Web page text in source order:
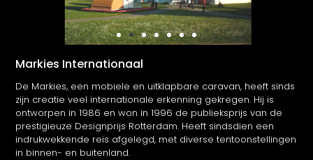
Markies Internationaal
De Markies, een mobiele en uitklapbare caravan, heeft sinds
zijn creatie veel internationale erkenning gekregen. Hij is
ontworpen in 1986 en won in 1996 de publieksprijs van de
prestigieuze Designprijs Rotterdam. Heeft sindsdien een
indrukwekkende reis afgelegd, met diverse tentoonstellingen
in binnen- en buitenland.